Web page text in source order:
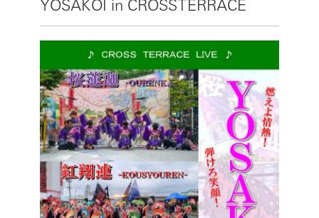
YOSAKOI in CROSSTERRACE